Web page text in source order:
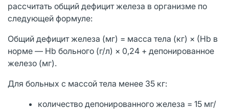
рассчитать общий дефицит железа в организме по
следующей формуле:
Общий дефицит железа (мг) = масса тела (кг) × (Нb в
норме — Нb больного (г/л) × 0,24 + депонированное
железо (мг).
Для больных с массой тела менее 35 кг:
количество депонированного железа = 15 мг/